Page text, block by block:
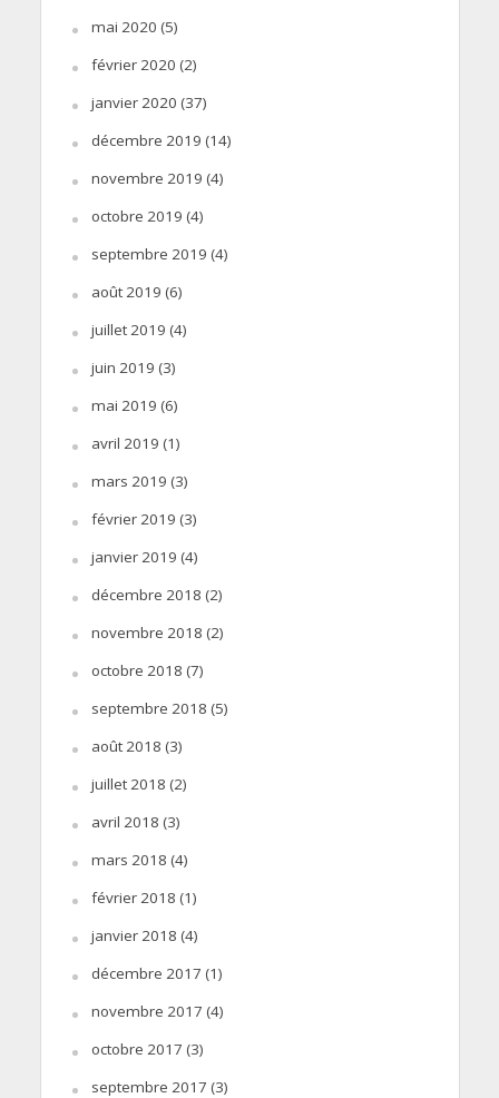
mai 2020 (5)
février 2020 (2)
janvier 2020 (37)
décembre 2019 (14)
novembre 2019 (4)
octobre 2019 (4)
septembre 2019 (4)
août 2019 (6)
juillet 2019 (4)
juin 2019 (3)
mai 2019 (6)
avril 2019 (1)
mars 2019 (3)
février 2019 (3)
janvier 2019 (4)
décembre 2018 (2)
novembre 2018 (2)
octobre 2018 (7)
septembre 2018 (5)
août 2018 (3)
juillet 2018 (2)
avril 2018 (3)
mars 2018 (4)
février 2018 (1)
janvier 2018 (4)
décembre 2017 (1)
novembre 2017 (4)
octobre 2017 (3)
septembre 2017 (3)